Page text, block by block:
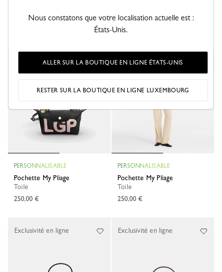
90,00 €
Toile
250,00 €
PERSONNALISABLE
Pochette My Pliage
Toile
250,00 €
Exclusivité en ligne
PERSONNALISABLE
Pochette My Pliage
Toile
250,00 €
Exclusivité en ligne
Exclusivité en ligne Exclusivité en ligne
Nous constatons que votre localisation actuelle est :
États-Unis.
ALLER SUR LA BOUTIQUE EN LIGNE ÉTATS-UNIS
RESTER SUR LA BOUTIQUE EN LIGNE LUXEMBOURG